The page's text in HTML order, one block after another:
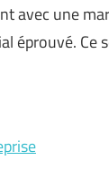
avec une
éprouvé. Ce